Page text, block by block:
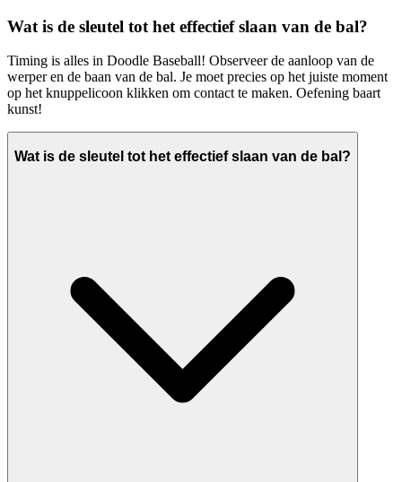
Wat is de sleutel tot het effectief slaan van de bal?
Timing is alles in Doodle Baseball! Observeer de aanloop van de
werper en de baan van de bal. Je moet precies op het juiste moment
op het knuppelicoon klikken om contact te maken. Oefening baart
kunst!
Wat is de sleutel tot het effectief slaan van de bal?